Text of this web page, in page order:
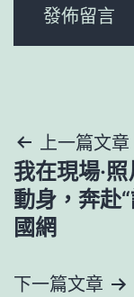
文
章
導
覽
上一篇文章
我在現場·
動身，奔赴
國網
下一篇文章